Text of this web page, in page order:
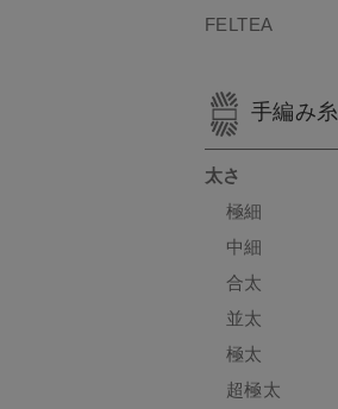
FELTEA
手編み糸
太さ
極細
中細
合太
並太
極太
超極太